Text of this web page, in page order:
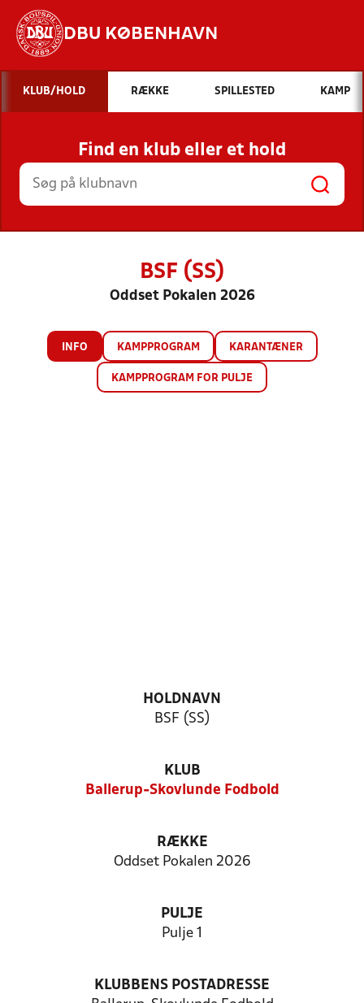
DBU KØBENHAVN
Hvad vil du søge efter?
INDHOLD OG NYHEDER
STILLINGER, RESULTATER, KLUBBER OG
HOLD
KLUB/HOLD RÆKKE SPILLESTED KAMP
Find en klub eller et hold
BSF (SS)
Oddset Pokalen 2026
INFO KAMPPROGRAM KARANTÆNER
KAMPPROGRAM FOR PULJE
HOLDNAVN
BSF (SS)
KLUB
Ballerup-Skovlunde Fodbold
RÆKKE
Oddset Pokalen 2026
PULJE
Pulje 1
KLUBBENS POSTADRESSE